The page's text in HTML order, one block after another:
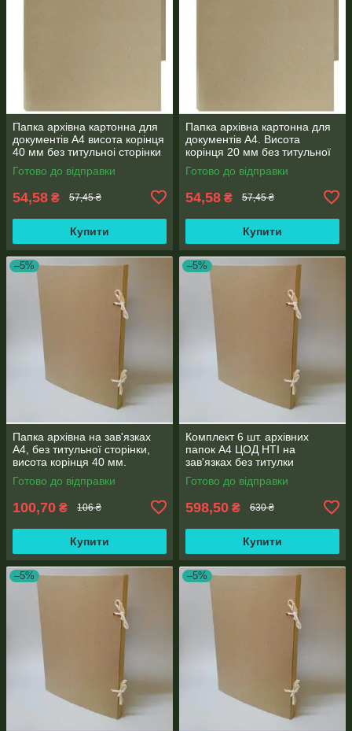
Папка архівна картонна для
документів А4 висота корінця
40 мм без титульноі сторінки
Готово до відправки
54,58 ₴ 57,45 ₴
Купити
Папка архівна картонна для
документів А4. Висота
корінця 20 мм без титульної
сторінки
Готово до відправки
54,58 ₴ 57,45 ₴
Купити
–5%
Папка архівна на зав'язках
А4, без титульної сторінки,
висота корінця 40 мм.
Готово до відправки
100,70 ₴ 106 ₴
Купити
–5%
Комплект 6 шт. архівних
папок А4 ЦОД НТІ на
зав'язках без титулки
корінець 30 мм 230*320 мм
бежева ПАЗ-30-6
Готово до відправки
598,50 ₴ 630 ₴
Купити
–5% –5%